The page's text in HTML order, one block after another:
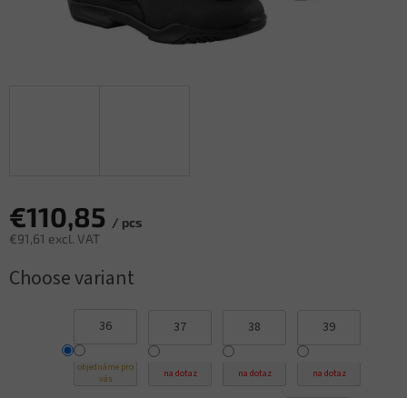
€110,85 / pcs
€91,61 excl. VAT
price:
Choose variant
36
objednáme pro
vás
37
na dotaz
38
na dotaz
39
na dotaz